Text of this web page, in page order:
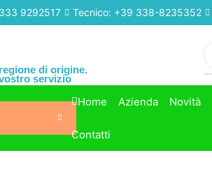
9292517 Tecnico: +39 338-8235352
di origine.
servizio
Home Azienda Novità
Contatti